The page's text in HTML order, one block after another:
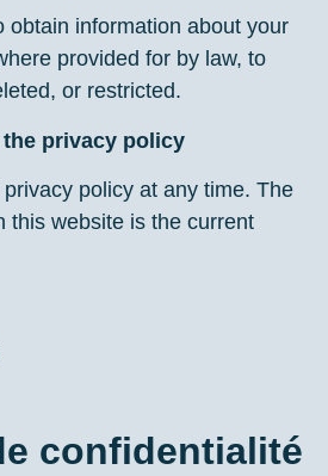
obtain information about your
provided for by law, to
or restricted.
privacy policy
policy at any time. The
this website is the current
confidentialité